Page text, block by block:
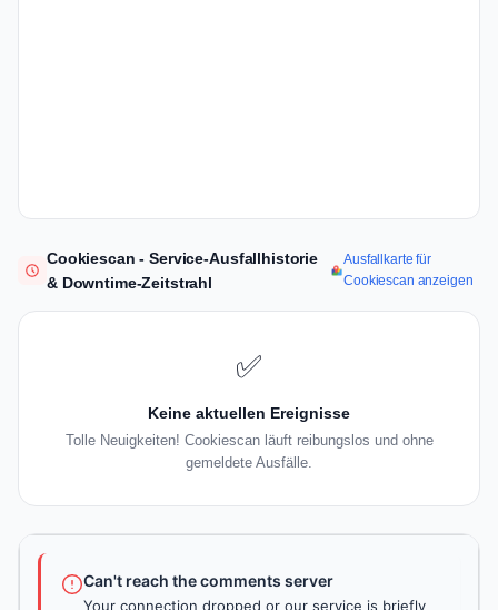
Cookiescan - Service-Ausfallhistorie
& Downtime-Zeitstrahl
Ausfallkarte für
Cookiescan anzeigen
✅
Keine aktuellen Ereignisse
Tolle Neuigkeiten! Cookiescan läuft reibungslos und ohne
gemeldete Ausfälle.
Can't reach the comments server
Your connection dropped or our service is briefly